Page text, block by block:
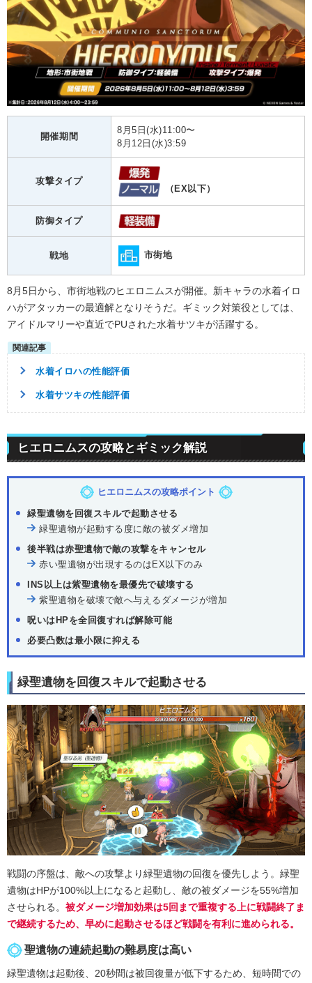
開催期間
8月5日(水)11:00〜
8月12日(水)3:59
攻撃タイプ
（EX以下）
防御タイプ
戦地 市街地
8月5日から、市街地戦のヒエロニムスが開催。新キャラの水着イロ
ハがアタッカーの最適解となりそうだ。ギミック対策役としては、
アイドルマリーや直近でPUされた水着サツキが活躍する。
水着イロハの性能評価
水着サツキの性能評価
ヒエロニムスの攻略とギミック解説
ヒエロニムスの攻略ポイント
緑聖遺物を回復スキルで起動させる
緑聖遺物が起動する度に敵の被ダメ増加
後半戦は赤聖遺物で敵の攻撃をキャンセル
赤い聖遺物が出現するのはEX以下のみ
INS以上は紫聖遺物を最優先で破壊する
紫聖遺物を破壊で敵へ与えるダメージが増加
呪いはHPを全回復すれば解除可能
必要凸数は最小限に抑える
緑聖遺物を回復スキルで起動させる
戦闘の序盤は、敵への攻撃より緑聖遺物の回復を優先しよう。緑聖
遺物はHPが100%以上になると起動し、敵の被ダメージを55%増加
させられる。 被ダメージ増加効果は5回まで重複する上に戦闘終了ま
で継続するため、早めに起動させるほど戦闘を有利に進められる。
聖遺物の連続起動の難易度は高い
緑聖遺物は起動後、20秒間は被回復量が低下するため、短時間での